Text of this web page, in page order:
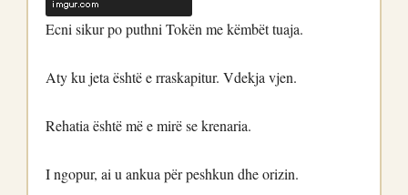
Ecni sikur po puthni Tokën me këmbët tuaja.
Aty ku jeta është e rraskapitur. Vdekja vjen.
Rehatia është më e mirë se krenaria.
I ngopur, ai u ankua për peshkun dhe orizin.